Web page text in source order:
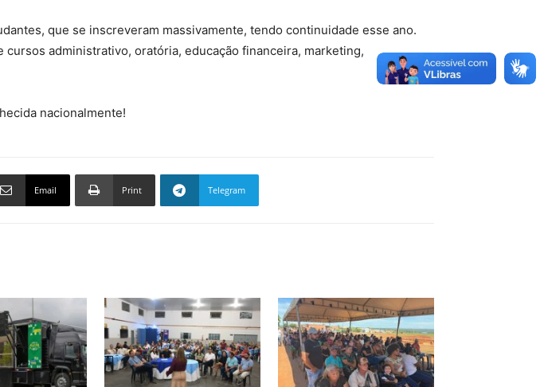
que se inscreveram massivamente, tendo continuidade esse ano.
administrativo, oratória, educação financeira, marketing,
nacionalmente!
Email Print Telegram